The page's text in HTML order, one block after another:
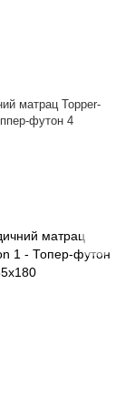
матрац Topper-
футон 4